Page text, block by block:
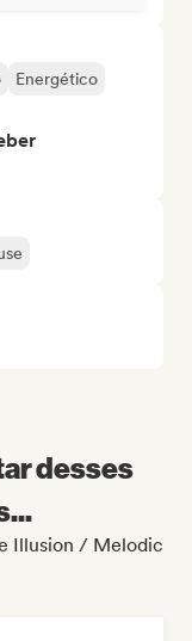
Energético
desses
Illusion / Melodic